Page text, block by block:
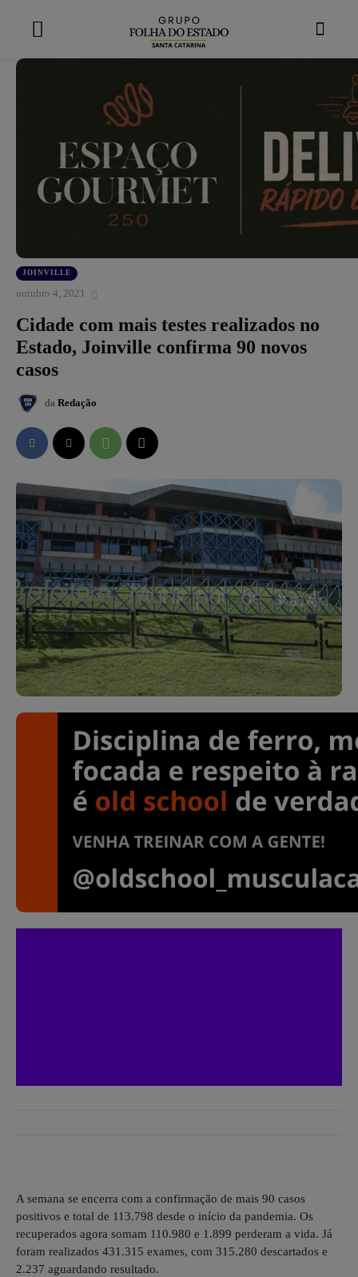
JOINVILLE
outubro 4, 2021
Cidade com mais testes realizados no
Estado, Joinville confirma 90 novos
casos
da Redação
A semana se encerra com a confirmação de mais 90 casos
positivos e total de 113.798 desde o início da pandemia. Os
recuperados agora somam 110.980 e 1.899 perderam a vida. Já
foram realizados 431.315 exames, com 315.280 descartados e
2.237 aguardando resultado.